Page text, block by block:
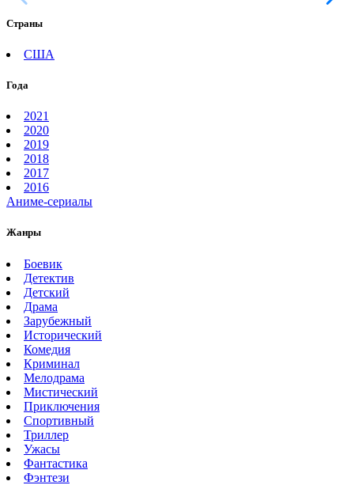
Страны
США
Года
2021
2020
2019
2018
2017
2016
Аниме-сериалы
Жанры
Боевик
Детектив
Детский
Драма
Зарубежный
Исторический
Комедия
Криминал
Мелодрама
Мистический
Приключения
Спортивный
Триллер
Ужасы
Фантастика
Фэнтези